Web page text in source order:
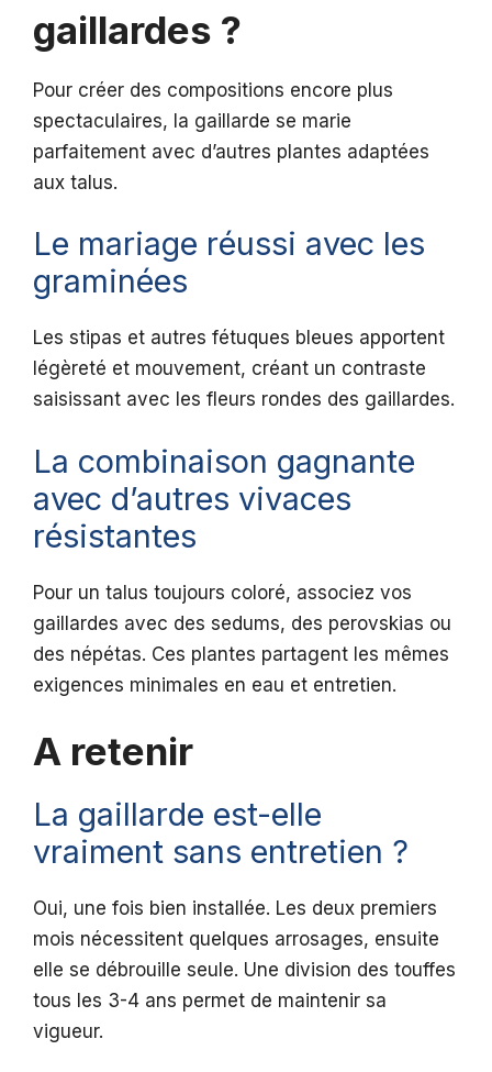
gaillardes ?
Pour créer des compositions encore plus
spectaculaires, la gaillarde se marie
parfaitement avec d’autres plantes adaptées
aux talus.
Le mariage réussi avec les
graminées
Les stipas et autres fétuques bleues apportent
légèreté et mouvement, créant un contraste
saisissant avec les fleurs rondes des gaillardes.
La combinaison gagnante
avec d’autres vivaces
résistantes
Pour un talus toujours coloré, associez vos
gaillardes avec des sedums, des perovskias ou
des népétas. Ces plantes partagent les mêmes
exigences minimales en eau et entretien.
A retenir
La gaillarde est-elle
vraiment sans entretien ?
Oui, une fois bien installée. Les deux premiers
mois nécessitent quelques arrosages, ensuite
elle se débrouille seule. Une division des touffes
tous les 3-4 ans permet de maintenir sa
vigueur.